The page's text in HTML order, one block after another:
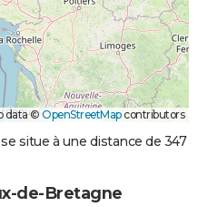
data ©OpenStreetMapcontributors
situe à une distance de 347
de-Bretagne